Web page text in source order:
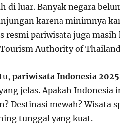
di luar. Banyak negara
karena minimnya
resmi pariwisata juga
Authority of
pariwisata Indonesia 2025
jelas. Apakah Indonesia
Destinasi mewah? Wisata
tunggal yang kuat.